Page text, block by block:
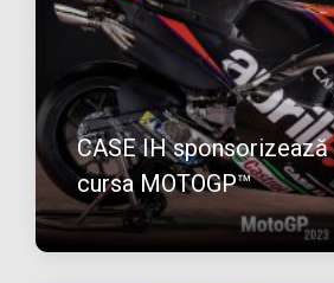
CASE IH sponsorizează
cursa MOTOGP™